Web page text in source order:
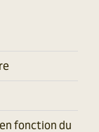
fonction du